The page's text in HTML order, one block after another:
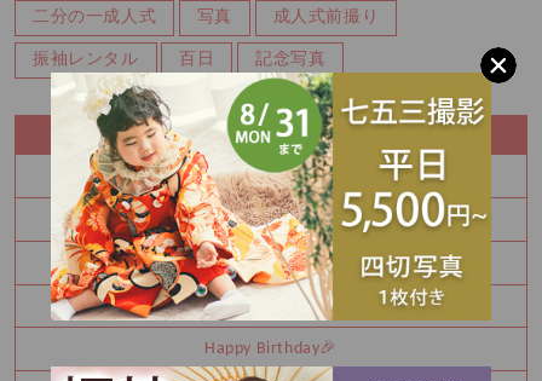
二分の一成人式 写真 成人式前撮り
振袖レンタル 百日 記念写真
RECENT ENTRY
夏休み中にお振袖決めてみませんか
8月 夏の特別展示会 ご予約枠残りわずかです！！
Half Birthday‪‪*°♡
8月 振袖特別展示会 ご予約受付中です！！
Happy Birthday🎉